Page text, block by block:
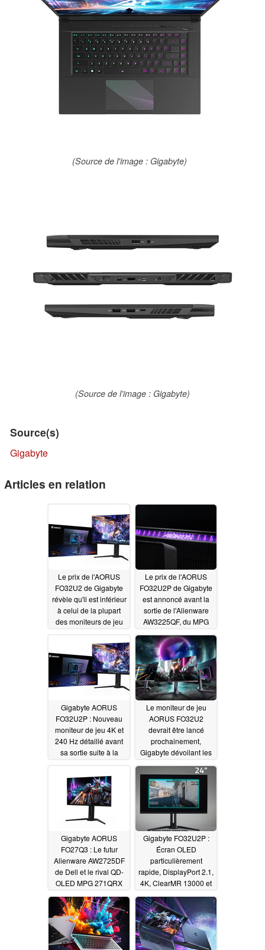
(Source de l'image : Gigabyte)
(Source de l'image : Gigabyte)
Source(s)
Gigabyte
Articles en relation
Le prix de l'AORUS
FO32U2 de Gigabyte
révèle qu'il est inférieur
à celui de la plupart
des moniteurs de jeu
OLED concurrents
03/20/2024
Le prix de l'AORUS
FO32U2P de Gigabyte
est annoncé avant la
sortie de l'Alienware
AW3225QF, du MPG
du ROG Swift OLED
PG32UCDM03/19/2024
Gigabyte AORUS
FO32U2P : Nouveau
moniteur de jeu 4K et
240 Hz détaillé avant
sa sortie suite à la
202402/28/2024
Le moniteur de jeu
AORUS FO32U2
devrait être lancé
prochainement,
Gigabyte dévoilant les
États-Unis02/28/2024
Gigabyte AORUS
FO27Q3 : Le futur
Alienware AW2725DF
de Dell et le rival QD-
OLED MPG 271QRX
avec de nombreuses
entrées/sorties
02/28/2024
Gigabyte FO32U2P :
Écran OLED
particulièrement
rapide, DisplayPort 2.1,
4K, ClearMR 13000 et
01/22/2024